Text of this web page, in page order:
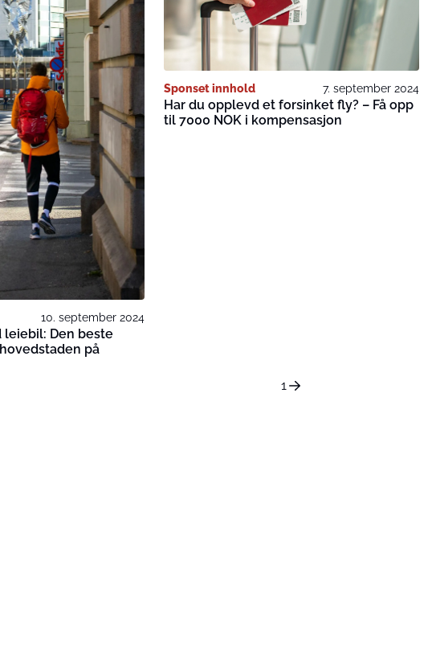
10. september 2024
leiebil: Den beste
på
Sponset innhold 7. september 2024
Har du opplevd et forsinket fly? – Få opp
til 7000 NOK i kompensasjon
1